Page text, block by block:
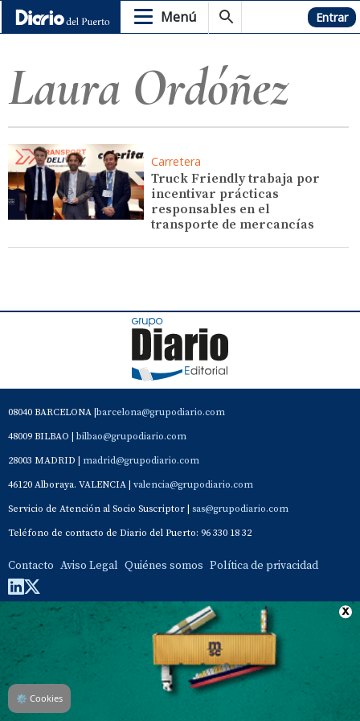
Menú Hemeroteca Entrar
Laura Ordóñez
Carretera
Truck Friendly trabaja por
incentivar prácticas
responsables en el
transporte de mercancías
08040 BARCELONA | barcelona@grupodiario.com
48009 BILBAO | bilbao@grupodiario.com
28003 MADRID | madrid@grupodiario.com
46120 Alboraya. VALENCIA | valencia@grupodiario.com
Servicio de Atención al Socio Suscriptor | sas@grupodiario.com
Teléfono de contacto de Diario del Puerto: 96 330 18 32
Contacto Aviso Legal Quiénes somos Política de privacidad
⚙ Cookies